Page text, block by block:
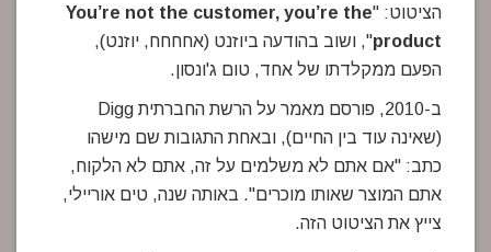
הציטוט: "You’re not the customer, you’re the
product", ושוב בהודעה ביוזנט (אחחחח, יוזנט),
הפעם ממקלדתו של אחד, טום ג'ונסון.
ב-2010, פורסם מאמר על הרשת החברתית Digg
(שאינה עוד בין החיים), ובאחת התגובות שם מישהו
כתב: "אם אתם לא משלמים על זה, אתם לא הלקוח,
אתם המוצר שאותו מוכרים". באותה שנה, טים אוריילי,
צייץ את הציטוט הזה.